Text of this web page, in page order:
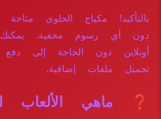
بالتأكيد! مكياج الحلوى متاحة
دون أي رسوم مخفية. يمكنك
أونلاين دون الحاجة إلى
تحميل ملفات إضافية.
❓ ماهي الألعاب